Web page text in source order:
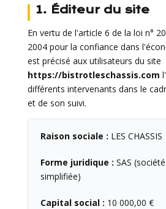
1. Éditeur du site
En vertu de l'article 6 de la loi n°
2004 pour la confiance dans
est précisé aux utilisateurs du site
https://bistrotleschassis.com
différents intervenants dans le
et de son suivi.
Raison sociale : LES CHASSIS
Forme juridique : SAS
simplifiée)
Capital social : 10 000,00 €